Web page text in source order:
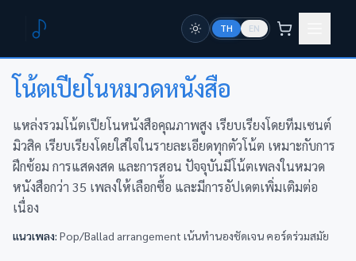
TH EN
โน้ตเปียโนหมวดหนังสือ
แหล่งรวมโน้ตเปียโนหนังสือคุณภาพสูง เรียบเรียงโดยทีมเซนต์
มิวสิค เรียบเรียงโดยใส่ใจในรายละเอียดทุกตัวโน้ต เหมาะกับการ
ฝึกซ้อม การแสดงสด และการสอน ปัจจุบันมีโน้ตเพลงในหมวด
หนังสือกว่า 35 เพลงให้เลือกซื้อ และมีการอัปเดตเพิ่มเติมต่อ
เนื่อง
แนวเพลง: Pop/Ballad arrangement เน้นทำนองชัดเจน คอร์ดร่วมสมัย